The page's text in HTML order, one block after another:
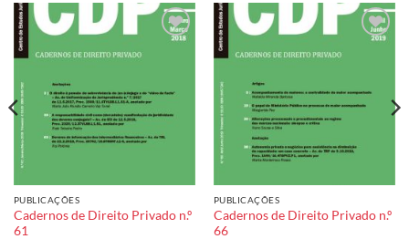
PUBLICAÇÕES
Cadernos de Direito Privado n.º
61
PUBLICAÇÕES
Cadernos de Direito Privado n.º
66